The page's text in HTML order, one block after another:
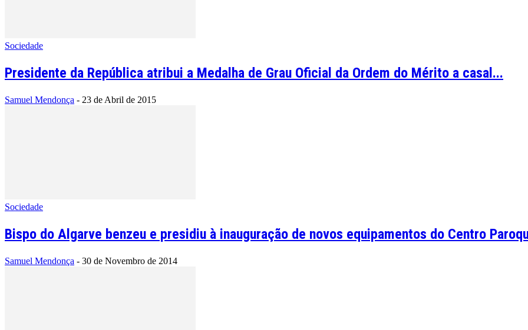
Sociedade
Presidente da República atribui a Medalha de Grau Oficial da Ordem do Mérito a casal...
Samuel Mendonça - 23 de Abril de 2015
Sociedade
Bispo do Algarve benzeu e presidiu à inauguração de novos equipamentos do Centro
Samuel Mendonça - 30 de Novembro de 2014